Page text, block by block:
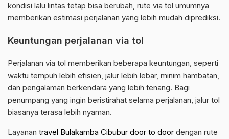
kondisi lalu lintas tetap bisa berubah, rute via tol umumnya
memberikan estimasi perjalanan yang lebih mudah diprediksi.
Keuntungan perjalanan via tol
Perjalanan via tol memberikan beberapa keuntungan, seperti
waktu tempuh lebih efisien, jalur lebih lebar, minim hambatan,
dan pengalaman berkendara yang lebih tenang. Bagi
penumpang yang ingin beristirahat selama perjalanan, jalur tol
biasanya terasa lebih nyaman.
Layanan travel Bulakamba Cibubur door to door dengan rute